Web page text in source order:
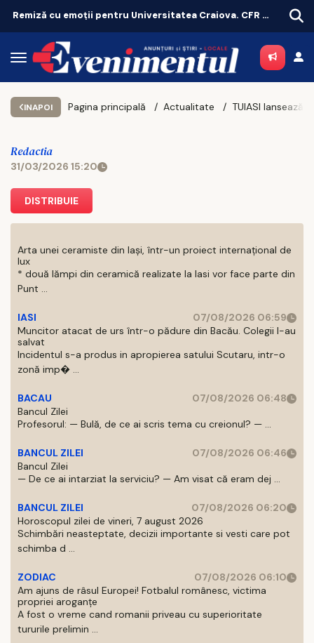
Remiză cu emoții pentru Universitatea Craiova. CFR Cluij, distrusă în Gruia!
INAPOI Pagina principală Actualitate
Redactia
31/03/2026 15:20
DISTRIBUIE
Arta unei ceramiste din Iași, într-un proiect internațional de
lux
* două lămpi din ceramică realizate la Iasi vor face parte din
Punt ...
IASI
07/08/2026 06:59
Muncitor atacat de urs într-o pădure din Bacău. Colegii l-au
salvat
Incidentul s-a produs in apropierea satului Scutaru, intr-o
zonă imp� ...
BACAU
07/08/2026 06:48
Bancul Zilei
Profesorul: — Bulă, de ce ai scris tema cu creionul? — ...
BANCUL ZILEI
07/08/2026 06:46
Bancul Zilei
— De ce ai intarziat la serviciu? — Am visat că eram dej ...
BANCUL ZILEI
07/08/2026 06:20
Horoscopul zilei de vineri, 7 august 2026
Schimbări neasteptate, decizii importante si vesti care pot
schimba d ...
ZODIAC
07/08/2026 06:10
Am ajuns de râsul Europei! Fotbalul românesc, victima
propriei aroganțe
A fost o vreme cand romanii priveau cu superioritate
tururile prelimin ...